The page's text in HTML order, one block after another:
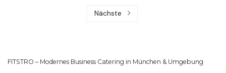
Nächste
FITSTRO – Modernes Business Catering in München & Umgebung